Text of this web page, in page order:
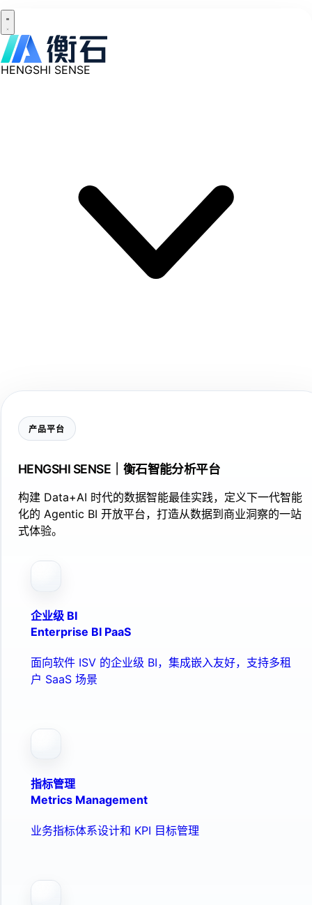
HENGSHI SENSE
产品平台
HENGSHI SENSE｜衡石智能分析平台
构建 Data+AI 时代的数据智能最佳实践，定义下一代智能
化的 Agentic BI 开放平台，打造从数据到商业洞察的一站
式体验。
企业级 BI
Enterprise BI PaaS
面向软件 ISV 的企业级 BI，集成嵌入友好，支持多租
户 SaaS 场景
指标管理
Metrics Management
业务指标体系设计和 KPI 目标管理